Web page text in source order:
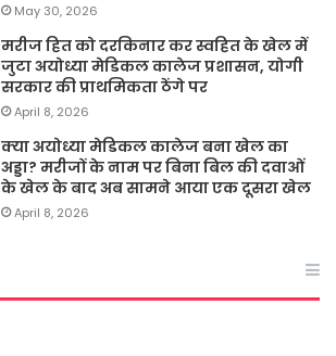
May 30, 2026
मरीज हित को दरकिनार कर स्वहित के खेल में
जुटा अयोध्या मेडिकल कालेज प्रशासन, योगी
सरकार की प्राथमिकता ठेंगे पर
April 8, 2026
क्या अयोध्या मेडिकल कालेज बना खेल का
अड्डा? मरीजों के नाम पर बिना बिल की दवाओं
के खेल के बाद अब सामने आया एक दूसरा खेल
April 8, 2026